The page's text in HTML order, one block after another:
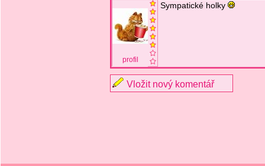
profil
Sympatické holky
Vložit nový komentář